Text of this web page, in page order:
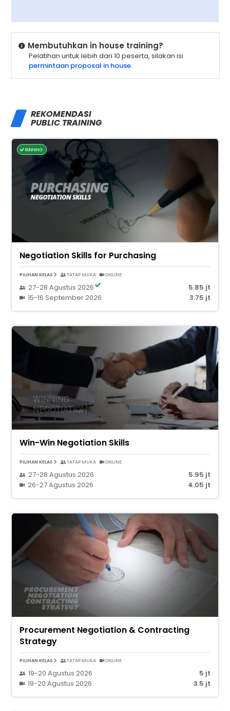
Membutuhkan in house training?
Pelatihan untuk lebih dari 10 peserta, silakan isi
permintaan proposal in house.
REKOMENDASI
PUBLIC TRAINING
RUNNING
Negotiation Skills for Purchasing
PILIHAN KELAS TATAP MUKA ONLINE
27-28 Agustus 2026
5.85 jt
15-16 September 2026
3.75 jt
Win-Win Negotiation Skills
PILIHAN KELAS TATAP MUKA ONLINE
27-28 Agustus 2026
5.95 jt
26-27 Agustus 2026
4.05 jt
Procurement Negotiation & Contracting
Strategy
PILIHAN KELAS TATAP MUKA ONLINE
19-20 Agustus 2026
5 jt
19-20 Agustus 2026
3.5 jt